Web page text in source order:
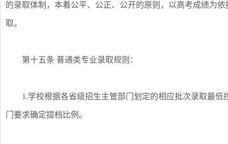
的录取体制，本着公平、公正、公开的原则，以高考成绩为
取。
第十五条 普通类专业录取规则：
1.学校根据各省级招生主管部门划定的相应批次录取最低
门要求确定提档比例。